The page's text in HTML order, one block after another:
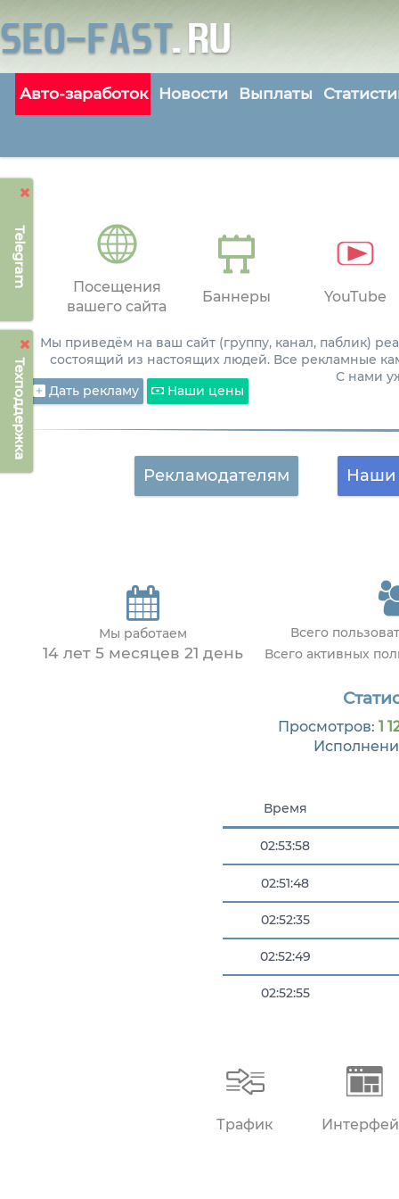
Telegram
Техподдержка
Авто-заработок Новости Выплаты
Посещения
вашего сайта
Баннеры YouTube
Мы приведём на ваш сайт (группу, канал, паблик)
состоящий из настоящих людей. Все рекламные
С нами
Дать рекламу
Наши цены
Рекламодателям Наши
Мы работаем
14 лет 5 месяцев 21 день
Всего
Всего активных
Просмотров: 1
Время
02:53:58
02:51:48
02:52:35
02:52:49
02:52:55
Трафик